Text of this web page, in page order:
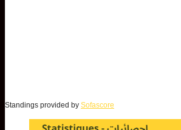
Standings provided by Sofascore